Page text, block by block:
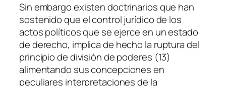
Sin embargo existen doctrinarios que han
sostenido que el control jurídico de los
actos políticos que se ejerce en un estado
de derecho, implica de hecho la ruptura del
principio de división de poderes (13)
alimentando sus concepciones en
peculiares interpretaciones de la